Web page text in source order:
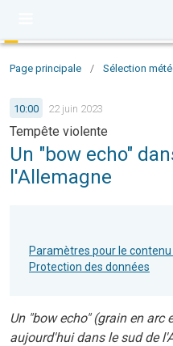
Page principale / Sélection
10:00 22 juin 2023
Tempête violente
Un "bow echo"
l'Allemagne
Paramètres pour le
Protection des données
Un "bow echo" (grain en arc
aujourd'hui dans le sud de